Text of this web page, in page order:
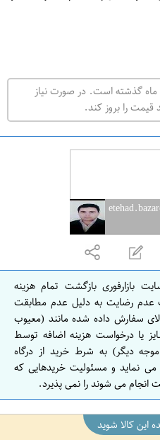
ت
ه
ر
ا
ص
ف
ه
ن
ا
ص
ف
ه
ا
ن
ماه گذشته است. در صورت نیاز
قیمت را بروز کند.
بازارفوری بازگشت تمام هزینه
عدم رضایت به دلیل عدم مطابقت
سفارش داده شده مانند (معیوب
یا درخواست هزینه اضافه توسط
دیگر) به شرط خرید از درگاه
نماید و مسئولیت خریدهایی که
انجام می شوند را نمی پذیرد.
این کالا شوید